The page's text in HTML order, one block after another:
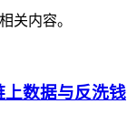
关内容。
数据与反洗钱